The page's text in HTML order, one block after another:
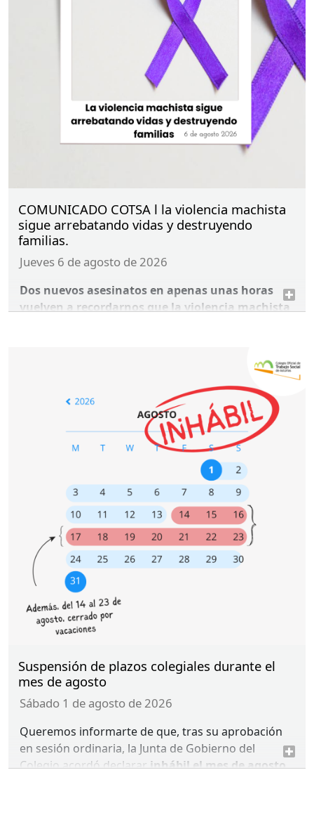
COMUNICADO COTSA l la violencia machista
sigue arrebatando vidas y destruyendo
familias.
jueves 6 de agosto de 2026
Dos nuevos asesinatos en apenas unas horas
vuelven a recordarnos que la violencia machista
exparejas en España en lo que va de 2026. Desde
Desde el Colegio Oficial de Trabajo Social de
Asturias reiteramos, una vez más, nuestra más
firme condena a toda forma de violencia
Suspensión de plazos colegiales durante el
mes de agosto
sábado 1 de agosto de 2026
Queremos informarte de que, tras su aprobación
en sesión ordinaria, la Junta de Gobierno del
Colegio acordó declararinhábil el mes de agosto,